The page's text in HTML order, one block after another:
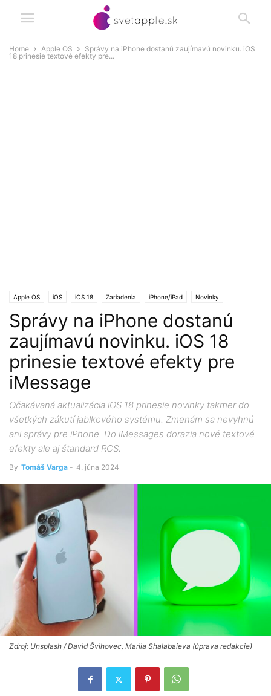
Home Apple OS
Správy na iPhone dostanú zaujímavú novinku. iOS
18 prinesie textové efekty pre...
Apple OS iOS iOS 18 Zariadenia iPhone/iPad Novinky
Správy na iPhone dostanú
zaujímavú novinku. iOS 18
prinesie textové efekty pre
iMessage
Očakávaná aktualizácia iOS 18 prinesie novinky takmer do
všetkých zákutí jablkového systému. Zmenám sa nevyhnú
ani správy pre iPhone. Do iMessages dorazia nové textové
efekty ale aj štandard RCS.
By Tomáš Varga - 4. júna 2024
Zdroj: Unsplash / David Švihovec, Mariia Shalabaieva (úprava redakcie)